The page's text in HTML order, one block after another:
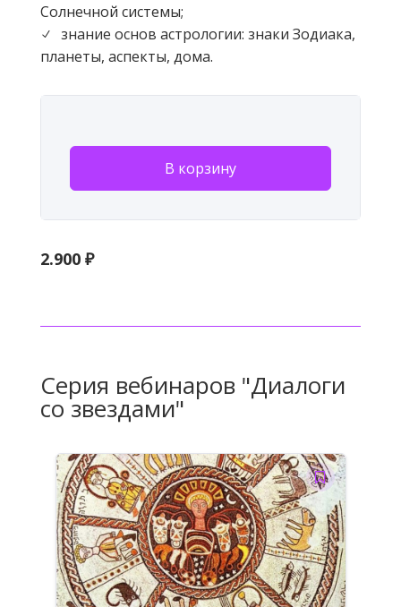
Солнечной системы;
N
знание основ астрологии: знаки Зодиака,
планеты, аспекты, дома.
В корзину
2.900 ₽
Серия вебинаров "Диалоги
со звездами"